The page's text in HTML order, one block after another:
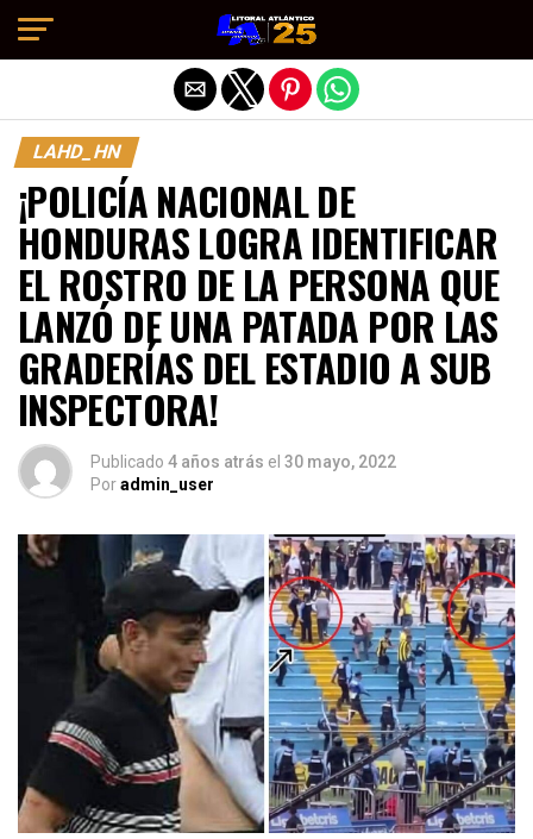
LAHD_HN
¡POLICÍA NACIONAL DE
HONDURAS LOGRA IDENTIFICAR
EL ROSTRO DE LA PERSONA QUE
LANZÓ DE UNA PATADA POR LAS
GRADERÍAS DEL ESTADIO A SUB
INSPECTORA!
Publicado 4 años atrás el 30 mayo, 2022
Poradmin_user
Salir de la versión móvil